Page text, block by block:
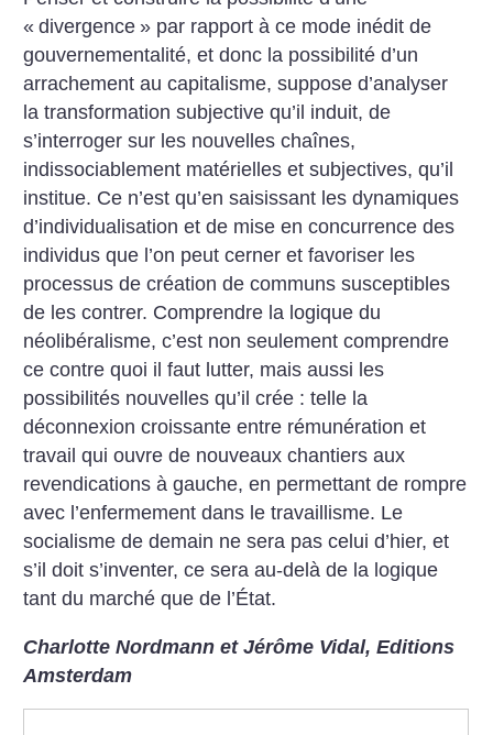
« divergence » par rapport à ce mode inédit de
gouvernementalité, et donc la possibilité d’un
arrachement au capitalisme, suppose d’analyser
la transformation subjective qu’il induit, de
s’interroger sur les nouvelles chaînes,
indissociablement matérielles et subjectives, qu’il
institue. Ce n’est qu’en saisissant les dynamiques
d’individualisation et de mise en concurrence des
individus que l’on peut cerner et favoriser les
processus de création de communs susceptibles
de les contrer. Comprendre la logique du
néolibéralisme, c’est non seulement comprendre
ce contre quoi il faut lutter, mais aussi les
possibilités nouvelles qu’il crée : telle la
déconnexion croissante entre rémunération et
travail qui ouvre de nouveaux chantiers aux
revendications à gauche, en permettant de rompre
avec l’enfermement dans le travaillisme. Le
socialisme de demain ne sera pas celui d’hier, et
s’il doit s’inventer, ce sera au-delà de la logique
tant du marché que de l’État.
Charlotte Nordmann et Jérôme Vidal, Editions
Amsterdam